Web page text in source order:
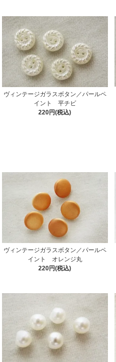
ヴィンテージガラスボタン／パールペ
イント 平チビ
220円(税込)
ヴィンテージガラスボタン／パールペ
イント オレンジ丸
220円(税込)